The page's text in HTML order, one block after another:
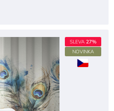
SLEVA 27%
NOVINKA